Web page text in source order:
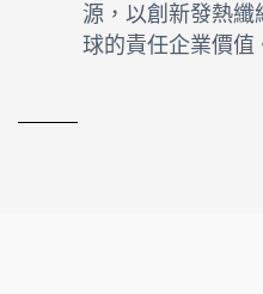
源，以創新發熱
球的責任企業價值